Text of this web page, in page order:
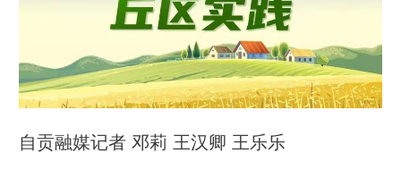
自贡融媒记者 邓莉 王汉卿 王乐乐